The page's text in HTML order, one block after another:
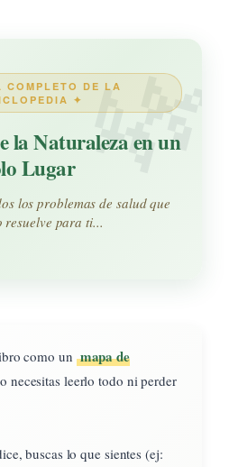
COMPLETO DE LA
✦
la Naturaleza en un
Lugar
los problemas de salud que
resuelve para ti...
como un mapa de
necesitas leerlo todo ni perder
buscas lo que sientes (ej: